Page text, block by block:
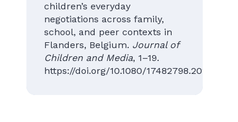
children’s everyday
negotiations across family,
school, and peer contexts in
Flanders, Belgium. Journal of
Children and Media, 1–19.
https://doi.org/10.1080/